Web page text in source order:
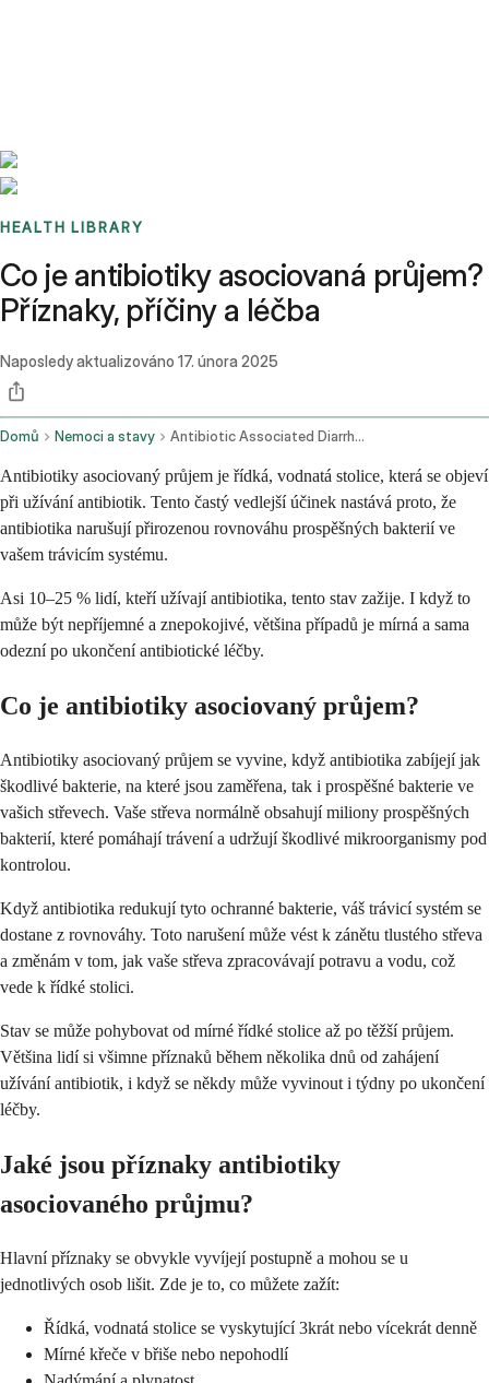
HEALTH LIBRARY
Co je antibiotiky asociovaná průjem?
Příznaky, příčiny a léčba
Naposledy aktualizováno 17. února 2025
Domů Nemoci a stavy Antibiotic Associated Diarrhea
Antibiotiky asociovaný průjem je řídká, vodnatá stolice, která se objeví
při užívání antibiotik. Tento častý vedlejší účinek nastává proto, že
antibiotika narušují přirozenou rovnováhu prospěšných bakterií ve
vašem trávicím systému.
Asi 10–25 % lidí, kteří užívají antibiotika, tento stav zažije. I když to
může být nepříjemné a znepokojivé, většina případů je mírná a sama
odezní po ukončení antibiotické léčby.
Co je antibiotiky asociovaný průjem?
Antibiotiky asociovaný průjem se vyvine, když antibiotika zabíjejí jak
škodlivé bakterie, na které jsou zaměřena, tak i prospěšné bakterie ve
vašich střevech. Vaše střeva normálně obsahují miliony prospěšných
bakterií, které pomáhají trávení a udržují škodlivé mikroorganismy pod
kontrolou.
Když antibiotika redukují tyto ochranné bakterie, váš trávicí systém se
dostane z rovnováhy. Toto narušení může vést k zánětu tlustého střeva
a změnám v tom, jak vaše střeva zpracovávají potravu a vodu, což
vede k řídké stolici.
Stav se může pohybovat od mírné řídké stolice až po těžší průjem.
Většina lidí si všimne příznaků během několika dnů od zahájení
užívání antibiotik, i když se někdy může vyvinout i týdny po ukončení
léčby.
Jaké jsou příznaky antibiotiky
asociovaného průjmu?
Hlavní příznaky se obvykle vyvíjejí postupně a mohou se u
jednotlivých osob lišit. Zde je to, co můžete zažít:
Řídká, vodnatá stolice se vyskytující 3krát nebo vícekrát denně
Mírné křeče v břiše nebo nepohodlí